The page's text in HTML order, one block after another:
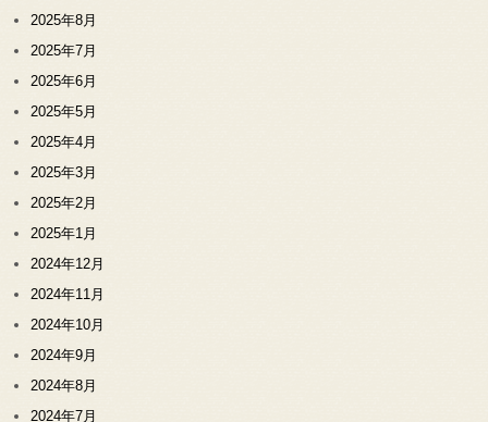
2025年8月
2025年7月
2025年6月
2025年5月
2025年4月
2025年3月
2025年2月
2025年1月
2024年12月
2024年11月
2024年10月
2024年9月
2024年8月
2024年7月